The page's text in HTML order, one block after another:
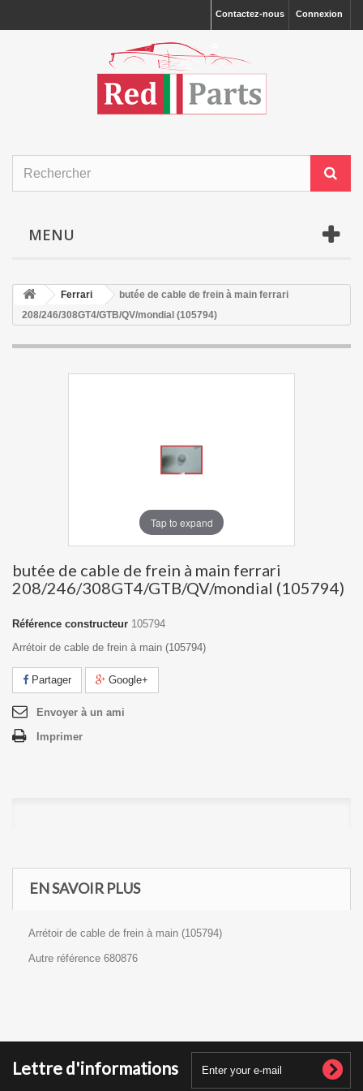
Connexion
Contactez-nous
MENU
Ferrari
butée de cable de frein à main ferrari
208/246/308GT4/GTB/QV/mondial (105794)
Tap to expand
butée de cable de frein à main ferrari
208/246/308GT4/GTB/QV/mondial (105794)
Référence constructeur 105794
Arrétoir de cable de frein à main (105794)
Partager Google+
Envoyer à un ami
Imprimer
EN SAVOIR PLUS
Arrétoir de cable de frein à main (105794)
Autre référence 680876
Lettre d'informations